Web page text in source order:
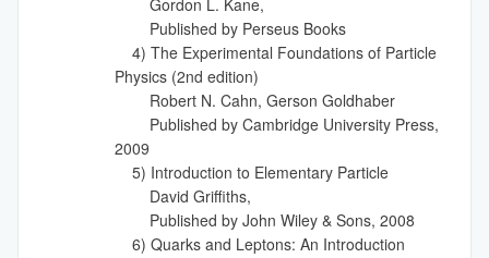
Published by Perseus Books
4) The Experimental Foundations of Particle
Physics (2nd edition)
Robert N. Cahn, Gerson Goldhaber
Published by Cambridge University Press,
2009
5) Introduction to Elementary Particle
David Griffiths,
Published by John Wiley & Sons, 2008
6) Quarks and Leptons: An Introduction